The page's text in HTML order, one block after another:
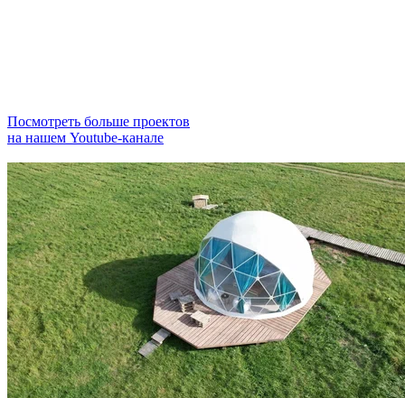
Посмотреть больше проектов
на нашем Youtube-канале